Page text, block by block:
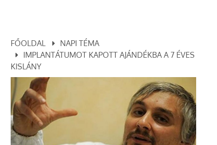
FŐOLDAL
NAPI TÉMA
IMPLANTÁTUMOT KAPOTT AJÁNDÉKBA A 7 ÉVES
KISLÁNY